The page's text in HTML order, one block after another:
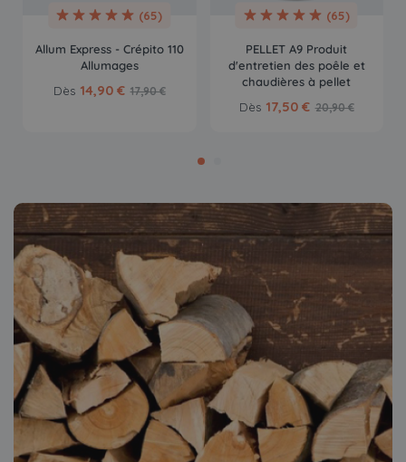
(65)
Allum Express - Crépito 110
Allumages
Dès 14,90 € 17,90 €
(65)
PELLET A9 Produit
d'entretien des poêle et
chaudières à pellet
Dès 17,50 € 20,90 €